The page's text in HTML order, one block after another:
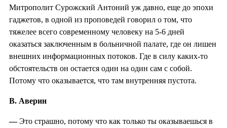
Митрополит Сурожский Антоний уж давно, еще до эпохи
гаджетов, в одной из проповедей говорил о том, что
тяжелее всего современному человеку на 5-6 дней
оказаться заключенным в больничной палате, где он лишен
внешних информационных потоков. Где в силу каких-то
обстоятельств он остается один на один сам с собой.
Потому что оказывается, что там внутренняя пустота.
В. Аверин
—Это страшно, потому что как только ты оказываешься в